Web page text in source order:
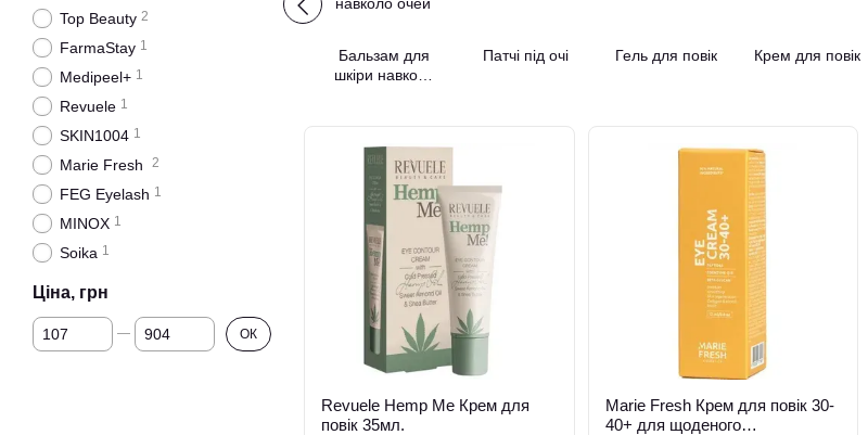
Бальзам для
шкіри навколо
Патчі під очі Гель для повік Крем для повік
Revuele Hemp Me Крем для
повік 35мл.
Marie Fresh Крем для повік 30-
40+ для щоденого
Top Beauty 2
FarmaStay 1
Medipeel+ 1
Revuele 1
SKIN1004 1
Marie Fresh 2
FEG Eyelash 1
MINOX 1
Soika 1
Ціна, грн
Від Ціна, грн
До Ціна, грн ОК